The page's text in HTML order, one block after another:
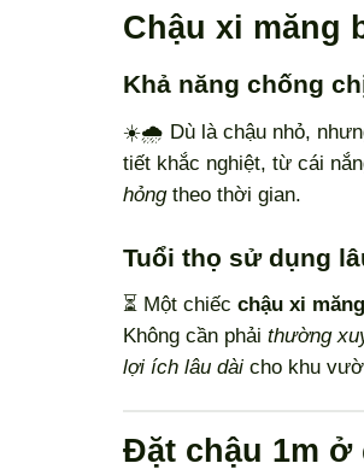
Chậu xi măng
Khả năng chống
☀️🌧️ Dù là chậu nhỏ,
tiết khắc nghiệt, từ cái
hỏngtheo thời gian.
Tuổi thọ sử dụng
⏳ Một chiếc chậu xi
Không cần phải thường
lợi ích lâu dài cho khu
Đặt chậu 1m ở